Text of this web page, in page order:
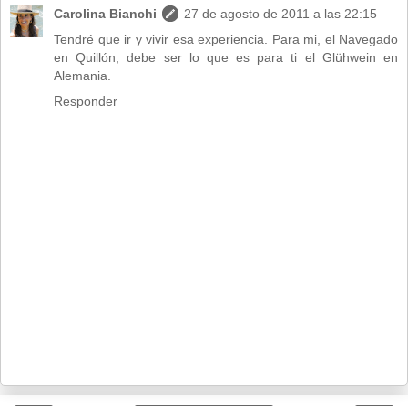
Carolina Bianchi
27 de agosto de 2011 a las 22:15
Tendré que ir y vivir esa experiencia. Para mi, el Navegado
en Quillón, debe ser lo que es para ti el Glühwein en
Alemania.
Responder